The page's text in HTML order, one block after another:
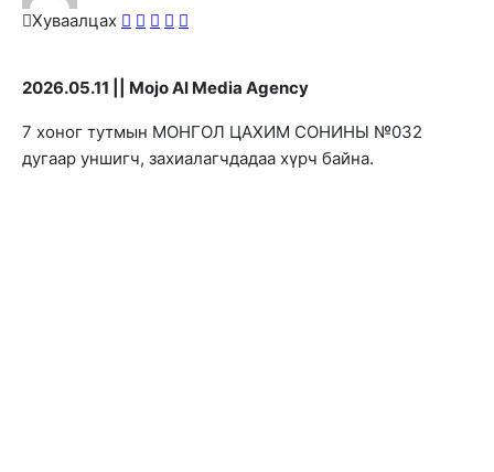
Хуваалцах
2026.05.11 || Mojo AI Media Agency
7 хоног тутмын МОНГОЛ ЦАХИМ СОНИНЫ №032
дугаар уншигч, захиалагчдадаа хүрч байна.